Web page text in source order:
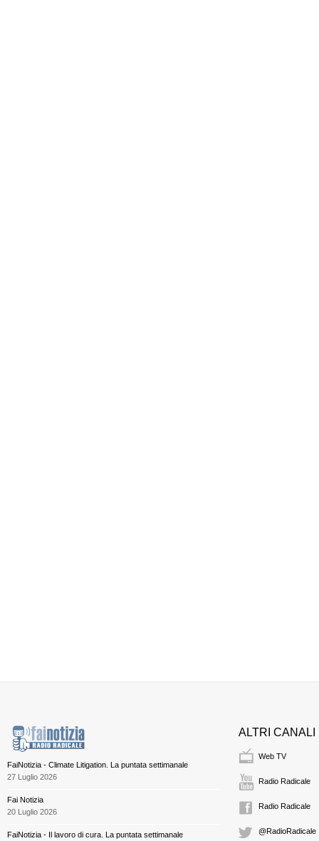
FaiNotizia - Climate Litigation. La puntata settimanale
27 Luglio 2026
Fai Notizia
20 Luglio 2026
FaiNotizia - Il lavoro di cura. La puntata settimanale
ALTRI CANALI
Web TV
Radio Radicale
Radio Radicale
@RadioRadicale